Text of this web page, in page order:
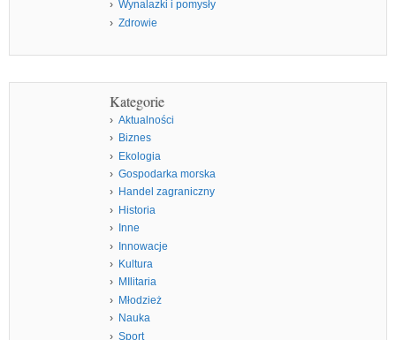
Wynalazki i pomysły
Zdrowie
Kategorie
Aktualności
Biznes
Ekologia
Gospodarka morska
Handel zagraniczny
Historia
Inne
Innowacje
Kultura
MIlitaria
Młodzież
Nauka
Sport